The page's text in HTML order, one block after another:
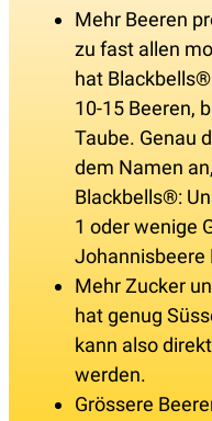
Mehr Beeren
zu fast allen
hat
10-15 Beeren,
Taube. Genau
dem Namen
Blackbells®:
1 oder wenige
Johannisbeere
Mehr Zucker
hat genug
kann also
werden.
Grössere